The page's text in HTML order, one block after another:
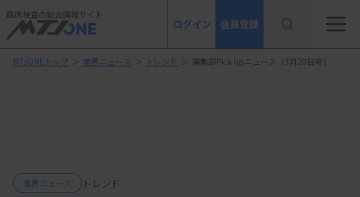
臨床検査の総合情報サイト
ログイン 会員登録
MTJONEトップ ＞ 業界ニュース ＞ トレンド ＞ 編集部Pick upニュース［3月20日号］
業界ニュース トレンド